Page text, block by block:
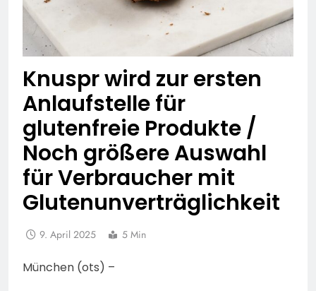
Knuspr wird zur ersten
Anlaufstelle für
glutenfreie Produkte /
Noch größere Auswahl
für Verbraucher mit
Glutenunverträglichkeit
9. April 2025 5 Min
München (ots) –